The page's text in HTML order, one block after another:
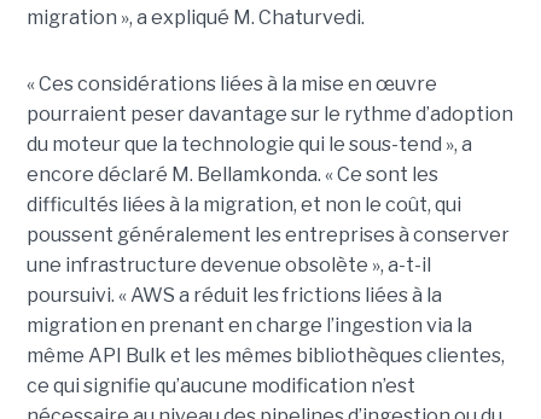
migration », a expliqué M. Chaturvedi.
« Ces considérations liées à la mise en œuvre
pourraient peser davantage sur le rythme d’adoption
du moteur que la technologie qui le sous-tend », a
encore déclaré M. Bellamkonda. « Ce sont les
difficultés liées à la migration, et non le coût, qui
poussent généralement les entreprises à conserver
une infrastructure devenue obsolète », a-t-il
poursuivi. « AWS a réduit les frictions liées à la
migration en prenant en charge l’ingestion via la
même API Bulk et les mêmes bibliothèques clientes,
ce qui signifie qu’aucune modification n’est